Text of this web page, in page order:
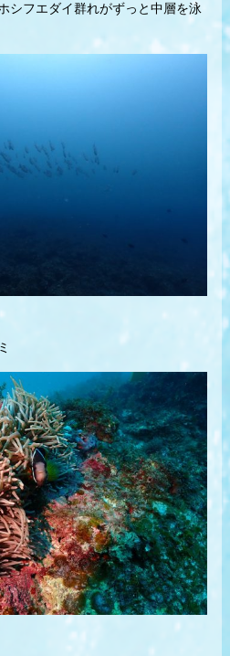
シフエダイ群れがずっと中層を泳